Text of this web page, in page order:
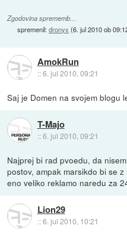
Zgodovina sprememb…
spremenil:dronyx (6. jul 2010 ob
AmokRun
::6. jul 2010, 09:21
Saj je Domen na svojem blogu
T-Majo
::6. jul 2010, 09:21
Najprej bi rad pvoedu, da
postov, ampak marsikdo bi se
eno veliko reklamo naredu za
Lion29
::6. jul 2010, 10:21